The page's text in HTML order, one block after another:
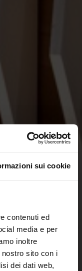
sui cookie
contenuti ed
media e per
inoltre
sito con i
dei dati web,